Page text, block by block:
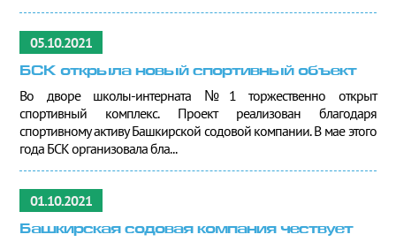
05.10.2021
БСК открыла новый спортивный объект
Во дворе школы-интерната №1 торжественно открыт
спортивный комплекс. Проект реализован благодаря
спортивному активу Башкирской содовой компании. В мае этого
года БСК организовала бла...
01.10.2021
Башкирская содовая компания чествует